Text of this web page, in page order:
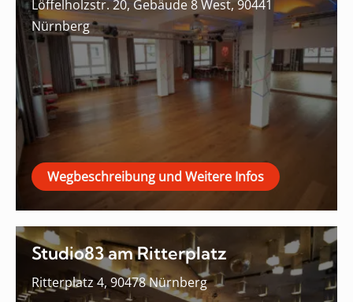
Löffelholzstr. 20, Gebäude 8 West, 90441
Nürnberg
Wegbeschreibung und Weitere Infos
Studio83 am Ritterplatz
Ritterplatz 4, 90478 Nürnberg